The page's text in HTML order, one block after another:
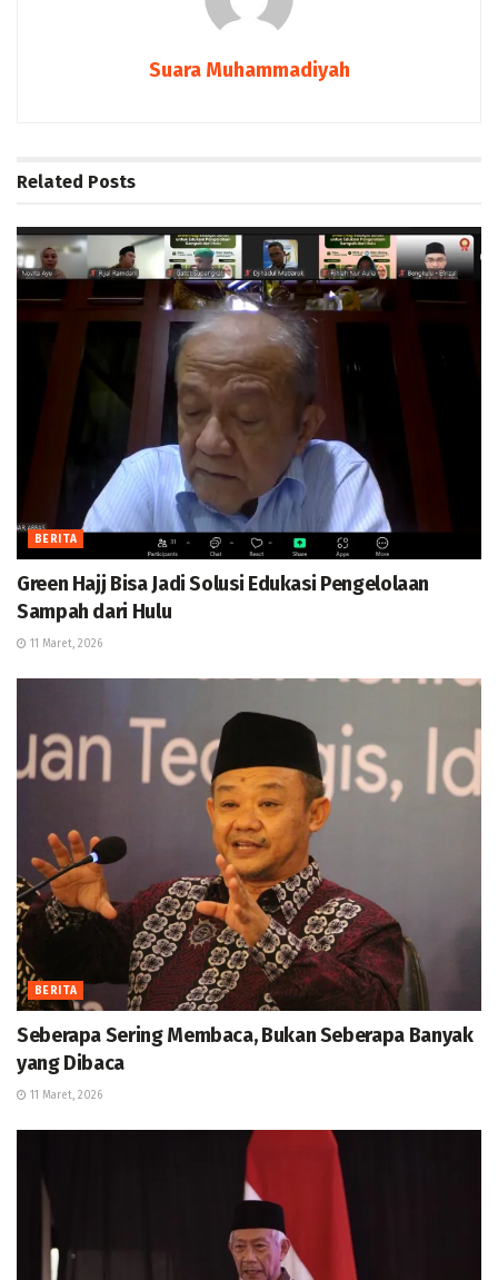
Suara Muhammadiyah
Related Posts
BERITA
Green Hajj Bisa Jadi Solusi Edukasi Pengelolaan
Sampah dari Hulu
11 Maret, 2026
BERITA
Seberapa Sering Membaca, Bukan Seberapa Banyak
yang Dibaca
11 Maret, 2026